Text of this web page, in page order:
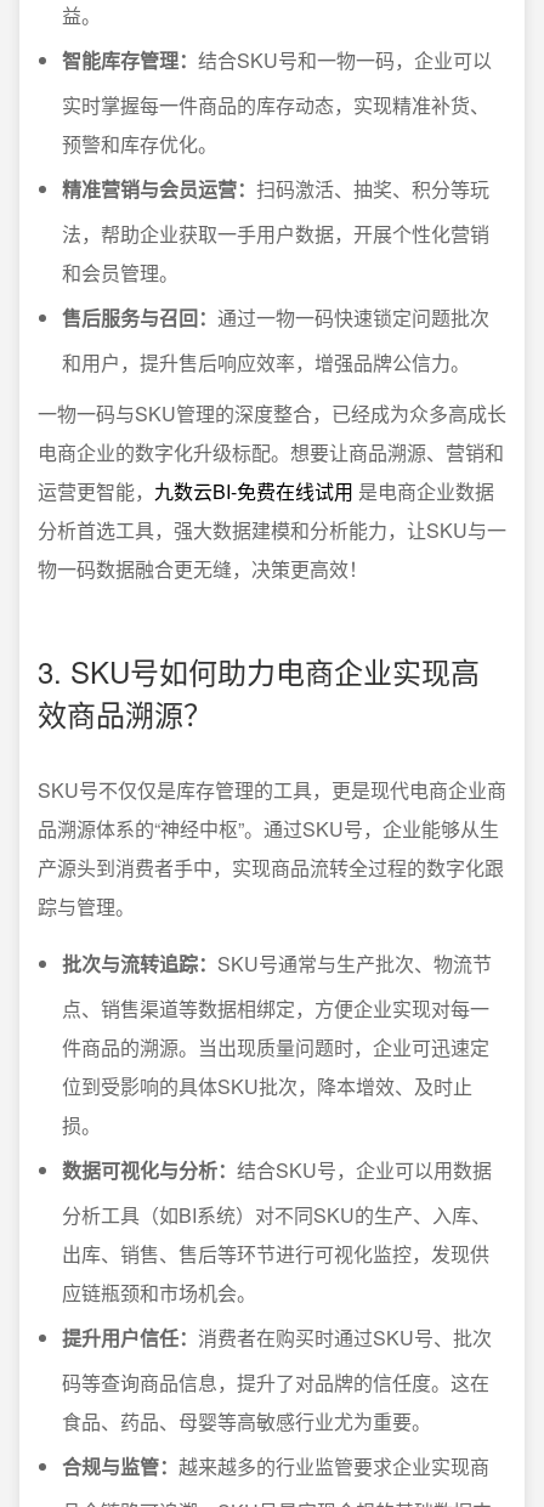
益。
智能库存管理： 结合SKU号和一物一码，企业可以
实时掌握每一件商品的库存动态，实现精准补货、
预警和库存优化。
精准营销与会员运营： 扫码激活、抽奖、积分等玩
法，帮助企业获取一手用户数据，开展个性化营销
和会员管理。
售后服务与召回： 通过一物一码快速锁定问题批次
和用户，提升售后响应效率，增强品牌公信力。
一物一码与SKU管理的深度整合，已经成为众多高成长
电商企业的数字化升级标配。想要让商品溯源、营销和
运营更智能， 九数云BI-免费在线试用 是电商企业数据
分析首选工具，强大数据建模和分析能力，让SKU与一
物一码数据融合更无缝，决策更高效！
3. SKU号如何助力电商企业实现高
效商品溯源？
SKU号不仅仅是库存管理的工具，更是现代电商企业商
品溯源体系的“神经中枢”。通过SKU号，企业能够从生
产源头到消费者手中，实现商品流转全过程的数字化跟
踪与管理。
批次与流转追踪： SKU号通常与生产批次、物流节
点、销售渠道等数据相绑定，方便企业实现对每一
件商品的溯源。当出现质量问题时，企业可迅速定
位到受影响的具体SKU批次，降本增效、及时止
损。
数据可视化与分析： 结合SKU号，企业可以用数据
分析工具（如BI系统）对不同SKU的生产、入库、
出库、销售、售后等环节进行可视化监控，发现供
应链瓶颈和市场机会。
提升用户信任： 消费者在购买时通过SKU号、批次
码等查询商品信息，提升了对品牌的信任度。这在
食品、药品、母婴等高敏感行业尤为重要。
合规与监管： 越来越多的行业监管要求企业实现商